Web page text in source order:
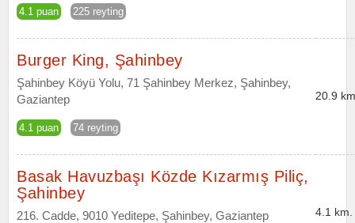
4.1 puan 225 reyting
Burger King, Şahinbey
Şahinbey Köyü Yolu, 71 Şahinbey Merkez, Şahinbey,
Gaziantep
4.1 puan 74 reyting
20.9
Basak Havuzbaşı Közde Kızarmış Piliç,
Şahinbey
216. Cadde, 9010 Yeditepe, Şahinbey, Gaziantep 4.1 km.